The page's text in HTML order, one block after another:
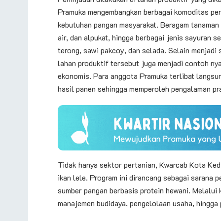
Pramuka mengembangkan berbagai komoditas
kebutuhan pangan masyarakat. Beragam
air, dan alpukat, hingga berbagai jenis sayuran
terong, sawi pakcoy, dan selada. Selain menjadi
lahan produktif tersebut juga menjadi contoh
ekonomis. Para anggota Pramuka terlibat
hasil panen sehingga memperoleh pengalaman
Tidak hanya sektor pertanian, Kwarcab Kota
ikan lele. Program ini dirancang sebagai sarana
sumber pangan berbasis protein hewani.
manajemen budidaya, pengelolaan usaha,